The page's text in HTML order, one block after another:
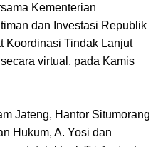
Kementerian
dan Investasi Republik
Koordinasi Tindak Lanjut
virtual, pada Kamis
Jateng, Hantor Situmorang
Hukum, A. Yosi dan